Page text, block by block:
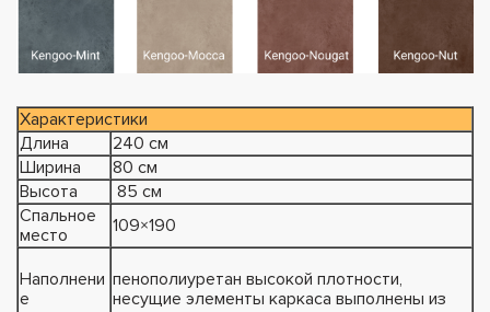
Характеристики
Длина
240 см
Ширина
80 см
Высота
85 см
Спальное
место
109×190
Наполнени
е
пенополиуретан высокой плотности,
несущие элементы каркаса выполнены из